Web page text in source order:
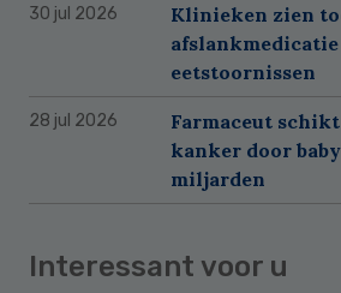
30 jul 2026
Klinieken zien
eetstoornissen
28 jul 2026
Farmaceut
kanker door
miljarden
Interessant voor u